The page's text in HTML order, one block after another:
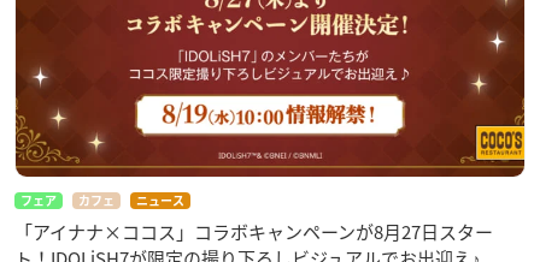
フェア カフェ ニュース
「アイナナ×ココス」コラボキャンペーンが8月27日スター